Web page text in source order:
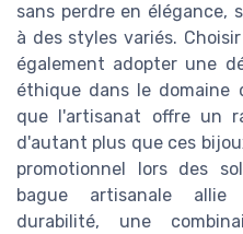
sans perdre en élégance,
à des styles variés.
également adopter une
éthique dans le domaine
que l'artisanat offre un
d'autant plus que ces
promotionnel lors des
bague artisanale
durabilité, une